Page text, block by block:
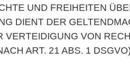
UND FREIHEITEN
DIENT DER
VERTEIDIGUNG VON
ART. 21 ABS. 1